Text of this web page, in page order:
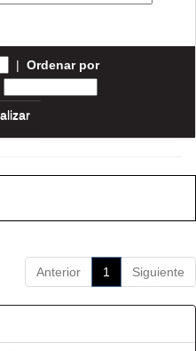
| Ordenar por
Anterior 1 Siguiente